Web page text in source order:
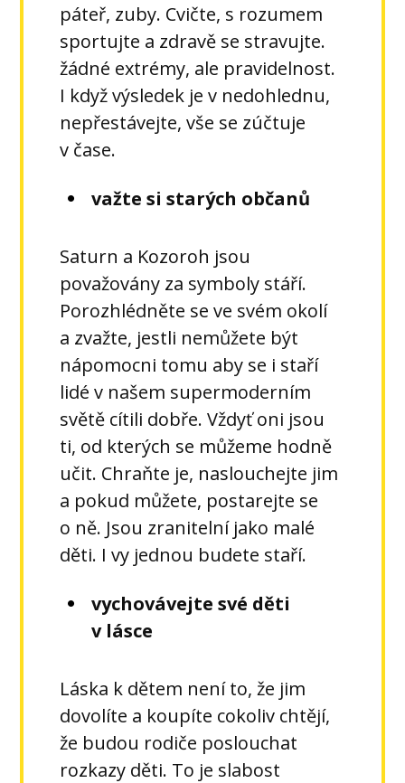
páteř, zuby. Cvičte, s rozumem
sportujte a zdravě se stravujte.
žádné extrémy, ale pravidelnost.
I když výsledek je v nedohlednu,
nepřestávejte, vše se zúčtuje
v čase.
važte si starých občanů
Saturn a Kozoroh jsou
považovány za symboly stáří.
Porozhlédněte se ve svém okolí
a zvažte, jestli nemůžete být
nápomocni tomu aby se i staří
lidé v našem supermoderním
světě cítili dobře. Vždyť oni jsou
ti, od kterých se můžeme hodně
učit. Chraňte je, naslouchejte jim
a pokud můžete, postarejte se
o ně. Jsou zranitelní jako malé
děti. I vy jednou budete staří.
vychovávejte své děti
v lásce
Láska k dětem není to, že jim
dovolíte a koupíte cokoliv chtějí,
že budou rodiče poslouchat
rozkazy děti. To je slabost